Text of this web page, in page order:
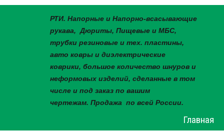
РТИ. Напорные и Напорно-всасывающие
рукава, Дюриты, Пищевые и МБС,
трубки резиновые и тех. пластины,
авто ковры и диэлектрические
коврики, большое количество шнуров и
неформовых изделий, сделанные в том
числе и под заказ по вашим
чертежам. Продажа по всей России.
Главная